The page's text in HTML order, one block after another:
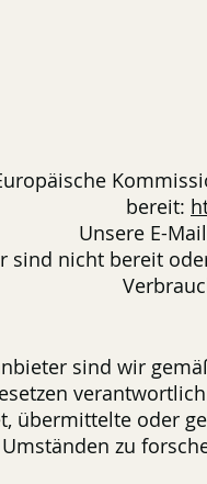
bereit:
Unsere E-
sind nicht bereit
sind wir
übermittelte oder
Umständen zu